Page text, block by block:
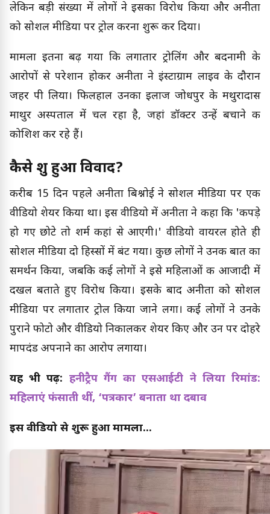
लेकिन बड़ी संख्या में लोगों ने इसका विरोध किया और अनीता
को सोशल मीडिया पर ट्रोल करना शुरू कर दिया।
मामला इतना बढ़ गया कि लगातार ट्रोलिंग और बदनामी के
आरोपों से परेशान होकर अनीता ने इंस्टाग्राम लाइव के दौरान
जहर पी लिया। फिलहाल उनका इलाज जोधपुर के मथुरादास
माथुर अस्पताल में चल रहा है, जहां डॉक्टर उन्हें बचाने की
कोशिश कर रहे हैं।
कैसे शुरू हुआ विवाद?
करीब 15 दिन पहले अनीता बिश्नोई ने सोशल मीडिया पर एक
वीडियो शेयर किया था। इस वीडियो में अनीता ने कहा कि 'कपड़े
हो गए छोटे तो शर्म कहां से आएगी।' वीडियो वायरल होते ही
सोशल मीडिया दो हिस्सों में बंट गया। कुछ लोगों ने उनकी बात का
समर्थन किया, जबकि कई लोगों ने इसे महिलाओं की आजादी में
दखल बताते हुए विरोध किया। इसके बाद अनीता को सोशल
मीडिया पर लगातार ट्रोल किया जाने लगा। कई लोगों ने उनके
पुराने फोटो और वीडियो निकालकर शेयर किए और उन पर दोहरे
मापदंड अपनाने का आरोप लगाया।
यह भी पढ़ें: हनीट्रैप गैंग का एसआईटी ने लिया रिमांड:
महिलाएं फंसाती थीं, ‘पत्रकार’ बनाता था दबाव
इस वीडियो से शुरू हुआ मामला...